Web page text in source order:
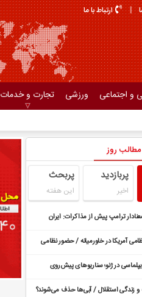
ارتباط با ما
و اجتماعی ورزشی تجارت و خدمات
مطالب روز
پربازدید
اخیر
پربحث
این هفته
ترامپ پیش از مذاکرات: ایران
آمریکا در خاورمیانه / حضور نظامی
در ژنو؛ سناریوهای پیش‌روی
استقلال / آبی‌ها حذف می‌شوند؟